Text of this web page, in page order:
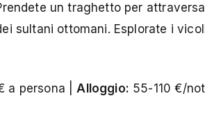
un traghetto per
sultani ottomani. Esplorate i
a persona |Alloggio: 55-110 €/